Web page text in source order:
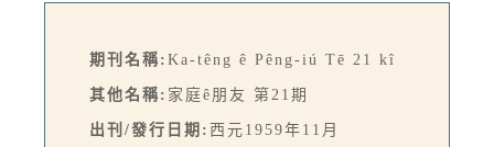
期刊名稱: Ka-têng ê Pêng-iú Tē 21 kî
其他名稱: 家庭ê朋友 第21期
出刊/發行日期: 西元1959年11月